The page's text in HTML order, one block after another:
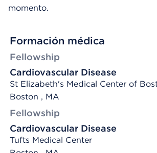
momento.
Formación médica
Fellowship
Cardiovascular Disease
St Elizabeth's Medical Center of
Boston , MA
Fellowship
Cardiovascular Disease
Tufts Medical Center